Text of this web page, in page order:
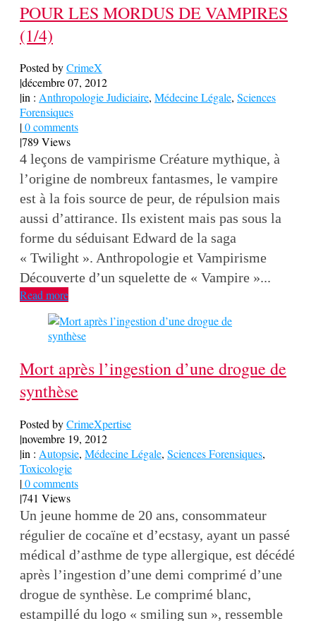
POUR LES MORDUS DE VAMPIRES
(1/4)
Posted byCrimeX
|décembre 07, 2012
|in : Anthropologie Judiciaire, Médecine Légale, Sciences
Forensiques
|0 comments
|789 Views
4 leçons de vampirisme Créature mythique, à
l’origine de nombreux fantasmes, le vampire
est à la fois source de peur, de répulsion mais
aussi d’attirance. Ils existent mais pas sous la
forme du séduisant Edward de la saga
« Twilight ». Anthropologie et Vampirisme
Découverte d’un squelette de « Vampire »...
Read more
Mort après l’ingestion d’une drogue de
synthèse
Posted byCrimeXpertise
|novembre 19, 2012
|in : Autopsie, Médecine Légale, Sciences Forensiques,
Toxicologie
|0 comments
|741 Views
Un jeune homme de 20 ans, consommateur
régulier de cocaïne et d’ecstasy, ayant un passé
médical d’asthme de type allergique, est décédé
après l’ingestion d’une demi comprimé d’une
drogue de synthèse. Le comprimé blanc,
estampillé du logo « smiling sun », ressemble